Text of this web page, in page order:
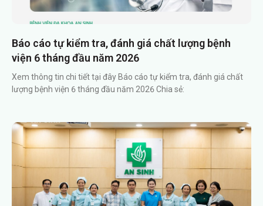
Báo cáo tự kiểm tra, đánh giá chất lượng bệnh
viện 6 tháng đầu năm 2026
Xem thông tin chi tiết tại đây Báo cáo tự kiểm tra, đánh giá chất
lượng bệnh viện 6 tháng đầu năm 2026 Chia sẻ: